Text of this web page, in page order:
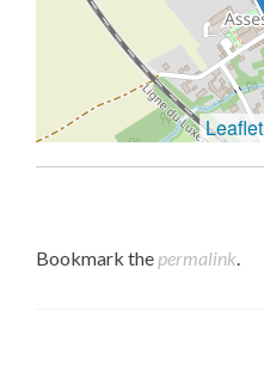
Leaflet
Bookmark the permalink.